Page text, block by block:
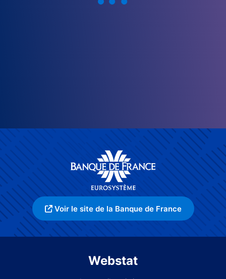
Voir le site de la Banque de France
Webstat